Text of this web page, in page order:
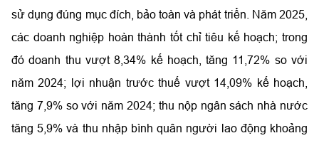
sử dụng đúng mục đích, bảo toàn và phát triển. Năm 2025,
các doanh nghiệp hoàn thành tốt chỉ tiêu kế hoạch; trong
đó doanh thu vượt 8,34% kế hoạch, tăng 11,72% so với
năm 2024; lợi nhuận trước thuế vượt 14,09% kế hoạch,
tăng 7,9% so với năm 2024; thu nộp ngân sách nhà nước
tăng 5,9% và thu nhập bình quân người lao động khoảng